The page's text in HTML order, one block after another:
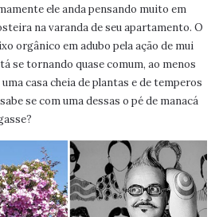
ele anda pensando muito em
na varanda de seu apartamento. O
orgânico em adubo pela ação de mui
se tornando quase comum, ao menos
casa cheia de plantas e de temperos
se com uma dessas o pé de manacá